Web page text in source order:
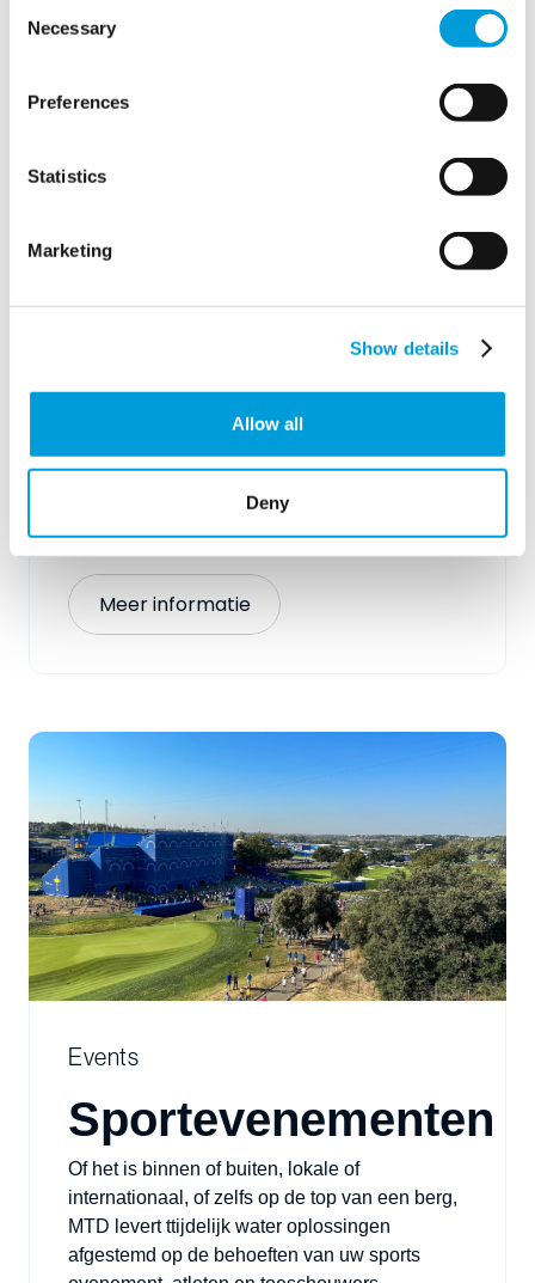
Selection
Necessary
Preferences
Statistics
Marketing
Show details
Allow all
Deny
Events
Festivals &
systemen
voor festivals en
Met tientallen jaren ervaring begrijpen we de
unieke behoeften van uw organisatie en
Meer informatie
Events
Sportevenementen
Of het is binnen of buiten, lokale of
internationaal, of zelfs op de top van een berg,
MTD levertttijdelijk water oplossingen
afgestemd op de behoeften van uw sports